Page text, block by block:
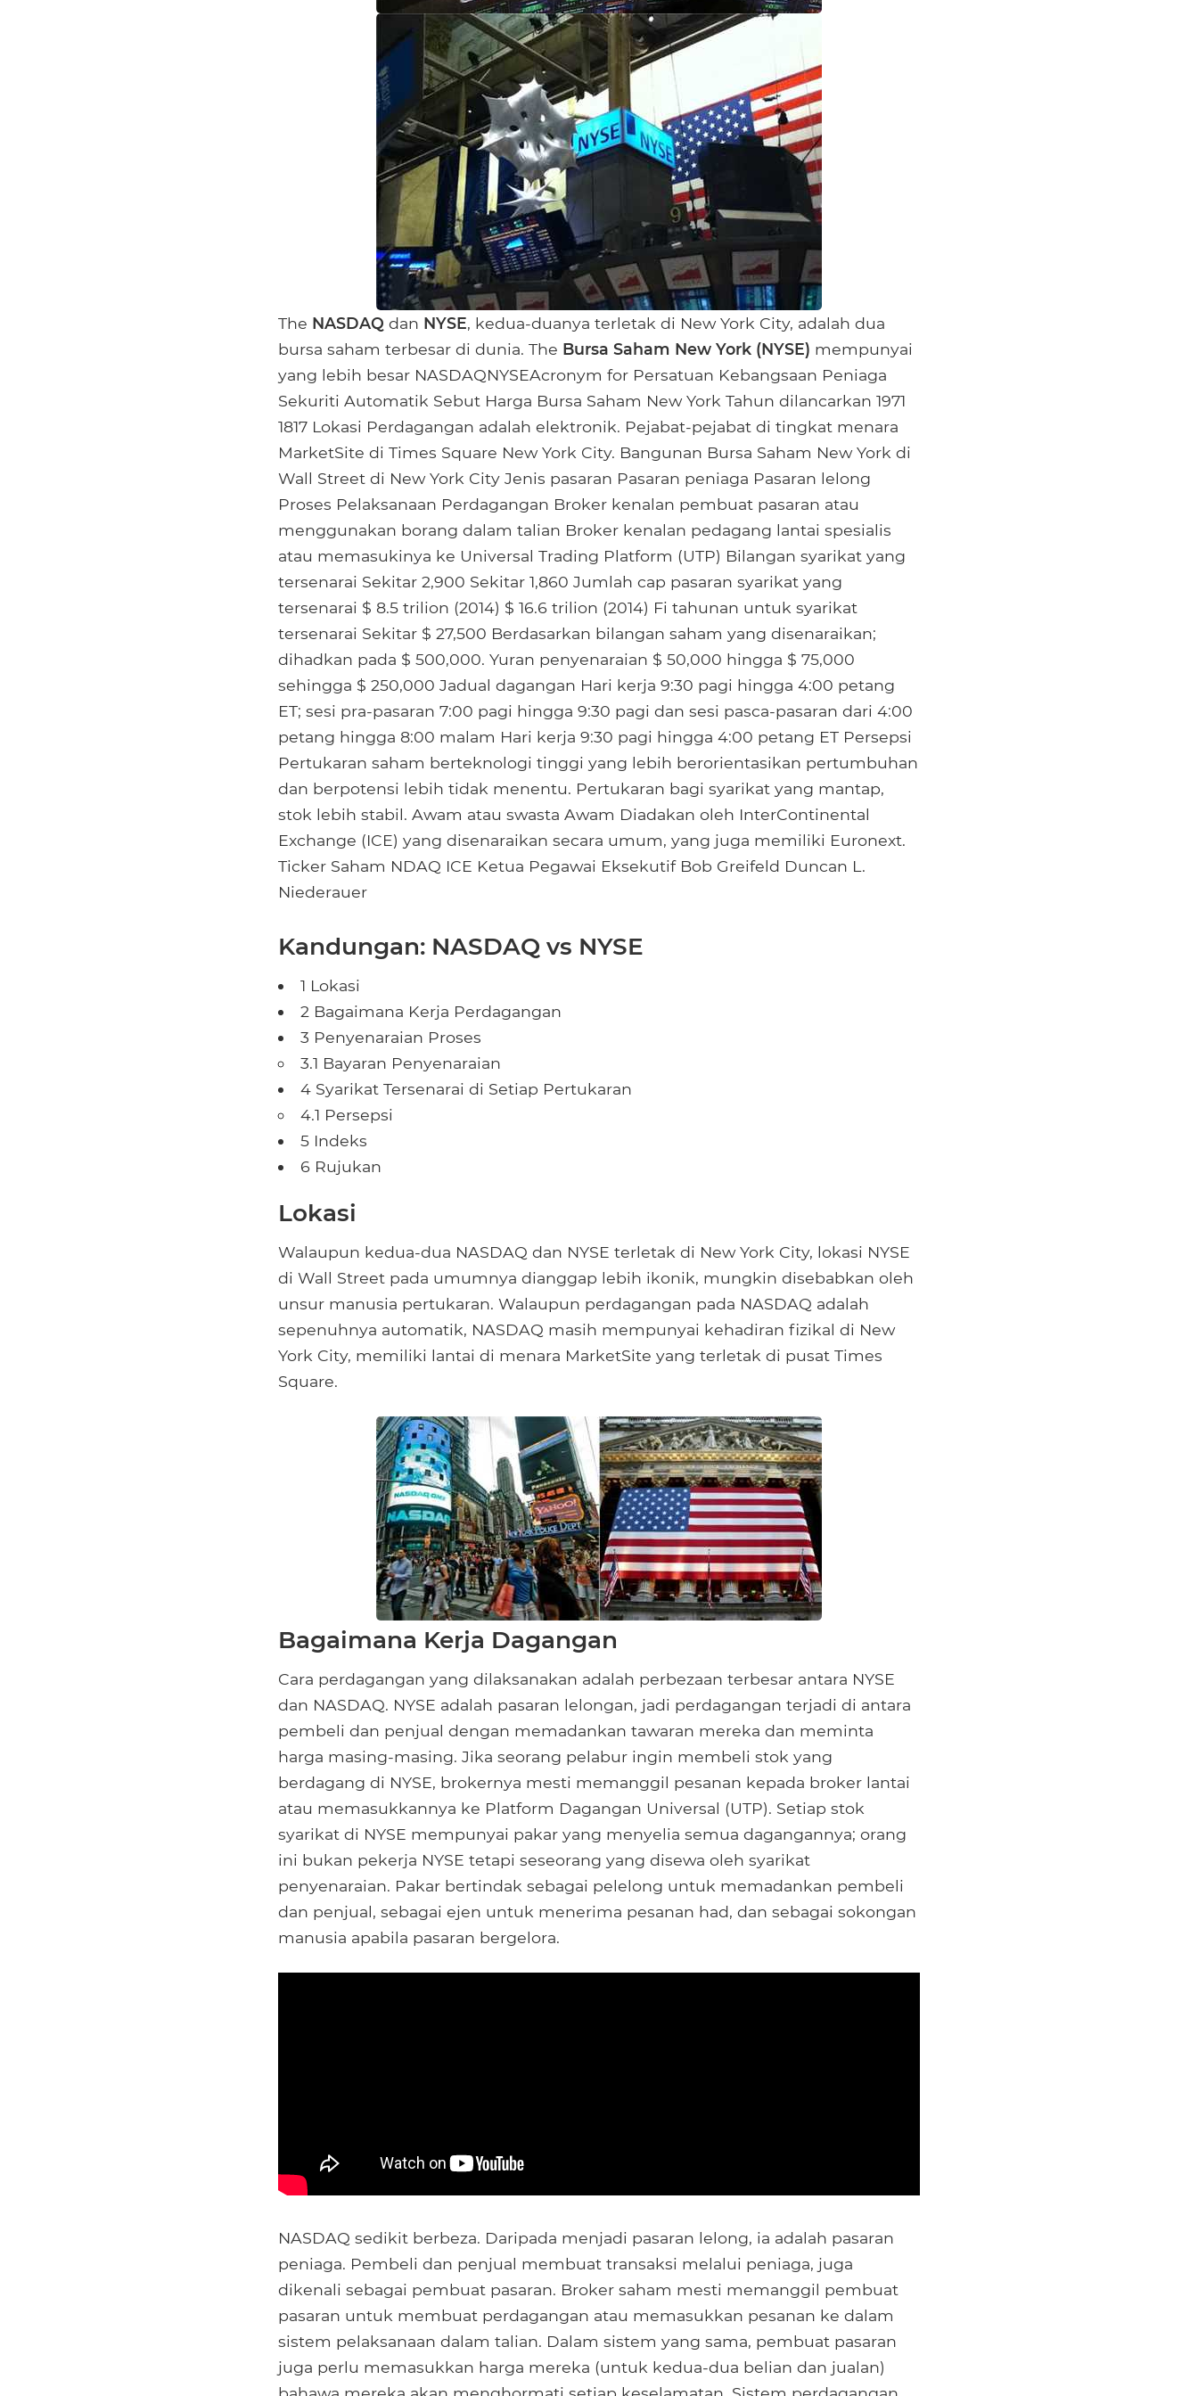
The NASDAQ dan NYSE, kedua-duanya terletak di New York City, adalah dua
bursa saham terbesar di dunia. The Bursa Saham New York (NYSE) mempunyai
yang lebih besar NASDAQNYSEAcronym for Persatuan Kebangsaan Peniaga
Sekuriti Automatik Sebut Harga Bursa Saham New York Tahun dilancarkan 1971
1817 Lokasi Perdagangan adalah elektronik. Pejabat-pejabat di tingkat menara
MarketSite di Times Square New York City. Bangunan Bursa Saham New York di
Wall Street di New York City Jenis pasaran Pasaran peniaga Pasaran lelong
Proses Pelaksanaan Perdagangan Broker kenalan pembuat pasaran atau
menggunakan borang dalam talian Broker kenalan pedagang lantai spesialis
atau memasukinya ke Universal Trading Platform (UTP) Bilangan syarikat yang
tersenarai Sekitar 2,900 Sekitar 1,860 Jumlah cap pasaran syarikat yang
tersenarai $ 8.5 trilion (2014) $ 16.6 trilion (2014) Fi tahunan untuk syarikat
tersenarai Sekitar $ 27,500 Berdasarkan bilangan saham yang disenaraikan;
dihadkan pada $ 500,000. Yuran penyenaraian $ 50,000 hingga $ 75,000
sehingga $ 250,000 Jadual dagangan Hari kerja 9:30 pagi hingga 4:00 petang
ET; sesi pra-pasaran 7:00 pagi hingga 9:30 pagi dan sesi pasca-pasaran dari 4:00
petang hingga 8:00 malam Hari kerja 9:30 pagi hingga 4:00 petang ET Persepsi
Pertukaran saham berteknologi tinggi yang lebih berorientasikan pertumbuhan
dan berpotensi lebih tidak menentu. Pertukaran bagi syarikat yang mantap,
stok lebih stabil. Awam atau swasta Awam Diadakan oleh InterContinental
Exchange (ICE) yang disenaraikan secara umum, yang juga memiliki Euronext.
Ticker Saham NDAQ ICE Ketua Pegawai Eksekutif Bob Greifeld Duncan L.
Niederauer
Kandungan: NASDAQ vs NYSE
1 Lokasi
2 Bagaimana Kerja Perdagangan
3 Penyenaraian Proses
3.1 Bayaran Penyenaraian
4 Syarikat Tersenarai di Setiap Pertukaran
4.1 Persepsi
5 Indeks
6 Rujukan
Lokasi
Walaupun kedua-dua NASDAQ dan NYSE terletak di New York City, lokasi NYSE
di Wall Street pada umumnya dianggap lebih ikonik, mungkin disebabkan oleh
unsur manusia pertukaran. Walaupun perdagangan pada NASDAQ adalah
sepenuhnya automatik, NASDAQ masih mempunyai kehadiran fizikal di New
York City, memiliki lantai di menara MarketSite yang terletak di pusat Times
Square.
Bagaimana Kerja Dagangan
Cara perdagangan yang dilaksanakan adalah perbezaan terbesar antara NYSE
dan NASDAQ. NYSE adalah pasaran lelongan, jadi perdagangan terjadi di antara
pembeli dan penjual dengan memadankan tawaran mereka dan meminta
harga masing-masing. Jika seorang pelabur ingin membeli stok yang
berdagang di NYSE, brokernya mesti memanggil pesanan kepada broker lantai
atau memasukkannya ke Platform Dagangan Universal (UTP). Setiap stok
syarikat di NYSE mempunyai pakar yang menyelia semua dagangannya; orang
ini bukan pekerja NYSE tetapi seseorang yang disewa oleh syarikat
penyenaraian. Pakar bertindak sebagai pelelong untuk memadankan pembeli
dan penjual, sebagai ejen untuk menerima pesanan had, dan sebagai sokongan
manusia apabila pasaran bergelora.
NASDAQ sedikit berbeza. Daripada menjadi pasaran lelong, ia adalah pasaran
peniaga. Pembeli dan penjual membuat transaksi melalui peniaga, juga
dikenali sebagai pembuat pasaran. Broker saham mesti memanggil pembuat
pasaran untuk membuat perdagangan atau memasukkan pesanan ke dalam
sistem pelaksanaan dalam talian. Dalam sistem yang sama, pembuat pasaran
juga perlu memasukkan harga mereka (untuk kedua-dua belian dan jualan)